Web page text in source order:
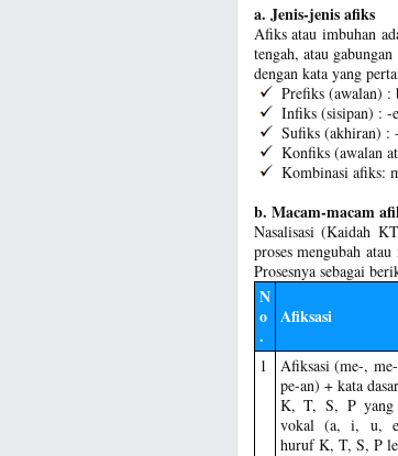
a. Jenis-jenis afiks
Afiks atau imbuhan
tengah, atau
dengan kata yang
Prefiks (awalan) :
Infiks (sisipan) :
Sufiks (akhiran) :
Konfiks (awalan
Kombinasi afiks:
b. Macam-macam
Nasalisasi (Kaidah
proses mengubah
Prosesnya sebagai
N
o
.
Afiksasi
1
Afiksasi (me-,
pe-an) + kata
K, T, S, P
vokal (a, i, u,
huruf K, T, S, P